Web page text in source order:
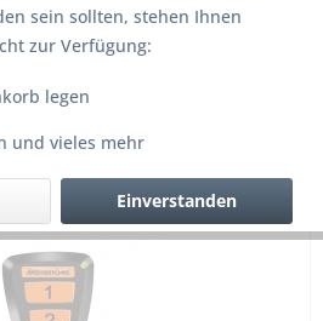
sein sollten, stehen Ihnen
zur Verfügung:
legen
und vieles mehr
Einverstanden